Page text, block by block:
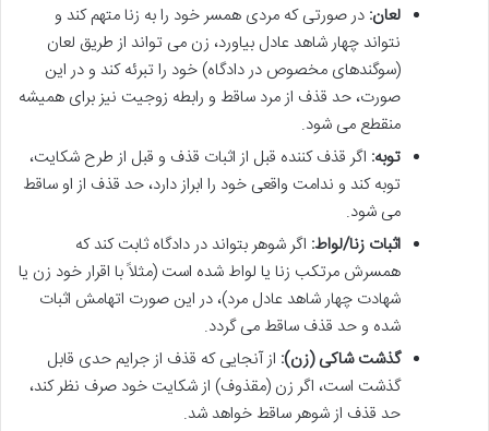
لعان: در صورتی که مردی همسر خود را به زنا متهم کند و
نتواند چهار شاهد عادل بیاورد، زن می تواند از طریق لعان
(سوگندهای مخصوص در دادگاه) خود را تبرئه کند و در این
صورت، حد قذف از مرد ساقط و رابطه زوجیت نیز برای همیشه
منقطع می شود.
توبه: اگر قذف کننده قبل از اثبات قذف و قبل از طرح شکایت،
توبه کند و ندامت واقعی خود را ابراز دارد، حد قذف از او ساقط
می شود.
اثبات زنا/لواط: اگر شوهر بتواند در دادگاه ثابت کند که
همسرش مرتکب زنا یا لواط شده است (مثلاً با اقرار خود زن یا
شهادت چهار شاهد عادل مرد)، در این صورت اتهامش اثبات
شده و حد قذف ساقط می گردد.
گذشت شاکی (زن): از آنجایی که قذف از جرایم حدی قابل
گذشت است، اگر زن (مقذوف) از شکایت خود صرف نظر کند،
حد قذف از شوهر ساقط خواهد شد.